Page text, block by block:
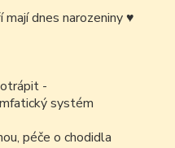
dnes narozeniny♥
-
systém
péče o chodidla